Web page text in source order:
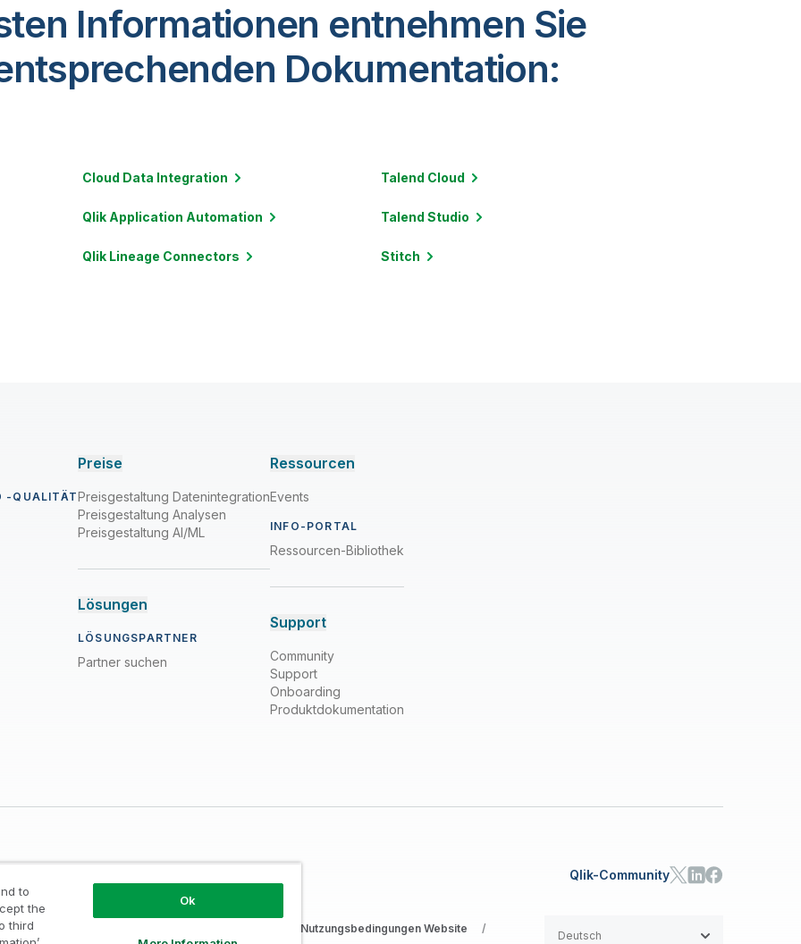
Informationen entnehmen Sie
Dokumentation:
Cloud Data Integration
Qlik Application Automation
Qlik Lineage Connectors
Talend Cloud
Talend Studio
Stitch
-QUALITÄT
Preise
Preisgestaltung Datenintegration
Preisgestaltung Analysen
Preisgestaltung AI/ML
Lösungen
LÖSUNGSPARTNER
Partner suchen
Ressourcen
Events
INFO-PORTAL
Ressourcen-Bibliothek
Support
Community
Support
Onboarding
Produktdokumentation
Qlik-Community
Cookie-Erklärung Nutzungsbedingungen Website /
Deutsch
to
the
third
Ok